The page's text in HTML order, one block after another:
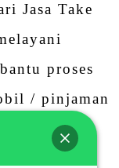
Jasa Take
proses
/ pinjaman
kredit
untuk